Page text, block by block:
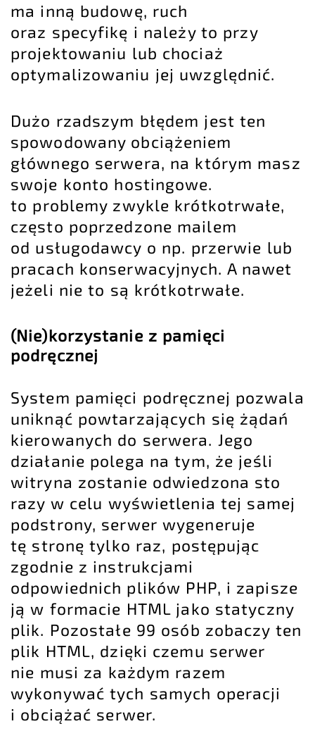
ma inną budowę, ruch
oraz specyfikę i należy to przy
projektowaniu lub chociaż
optymalizowaniu jej uwzględnić.
Dużo rzadszym błędem jest ten
spowodowany obciążeniem
głównego serwera, na którym masz
swoje konto hostingowe.
to problemy zwykle krótkotrwałe,
często poprzedzone mailem
od usługodawcy o np. przerwie lub
pracach konserwacyjnych. A nawet
jeżeli nie to są krótkotrwałe.
(Nie)korzystanie z pamięci
podręcznej
System pamięci podręcznej pozwala
uniknąć powtarzających się żądań
kierowanych do serwera. Jego
działanie polega na tym, że jeśli
witryna zostanie odwiedzona sto
razy w celu wyświetlenia tej samej
podstrony, serwer wygeneruje
tę stronę tylko raz, postępując
zgodnie z instrukcjami
odpowiednich plików PHP, i zapisze
ją w formacie HTML jako statyczny
plik. Pozostałe 99 osób zobaczy ten
plik HTML, dzięki czemu serwer
nie musi za każdym razem
wykonywać tych samych operacji
i obciążać serwer.